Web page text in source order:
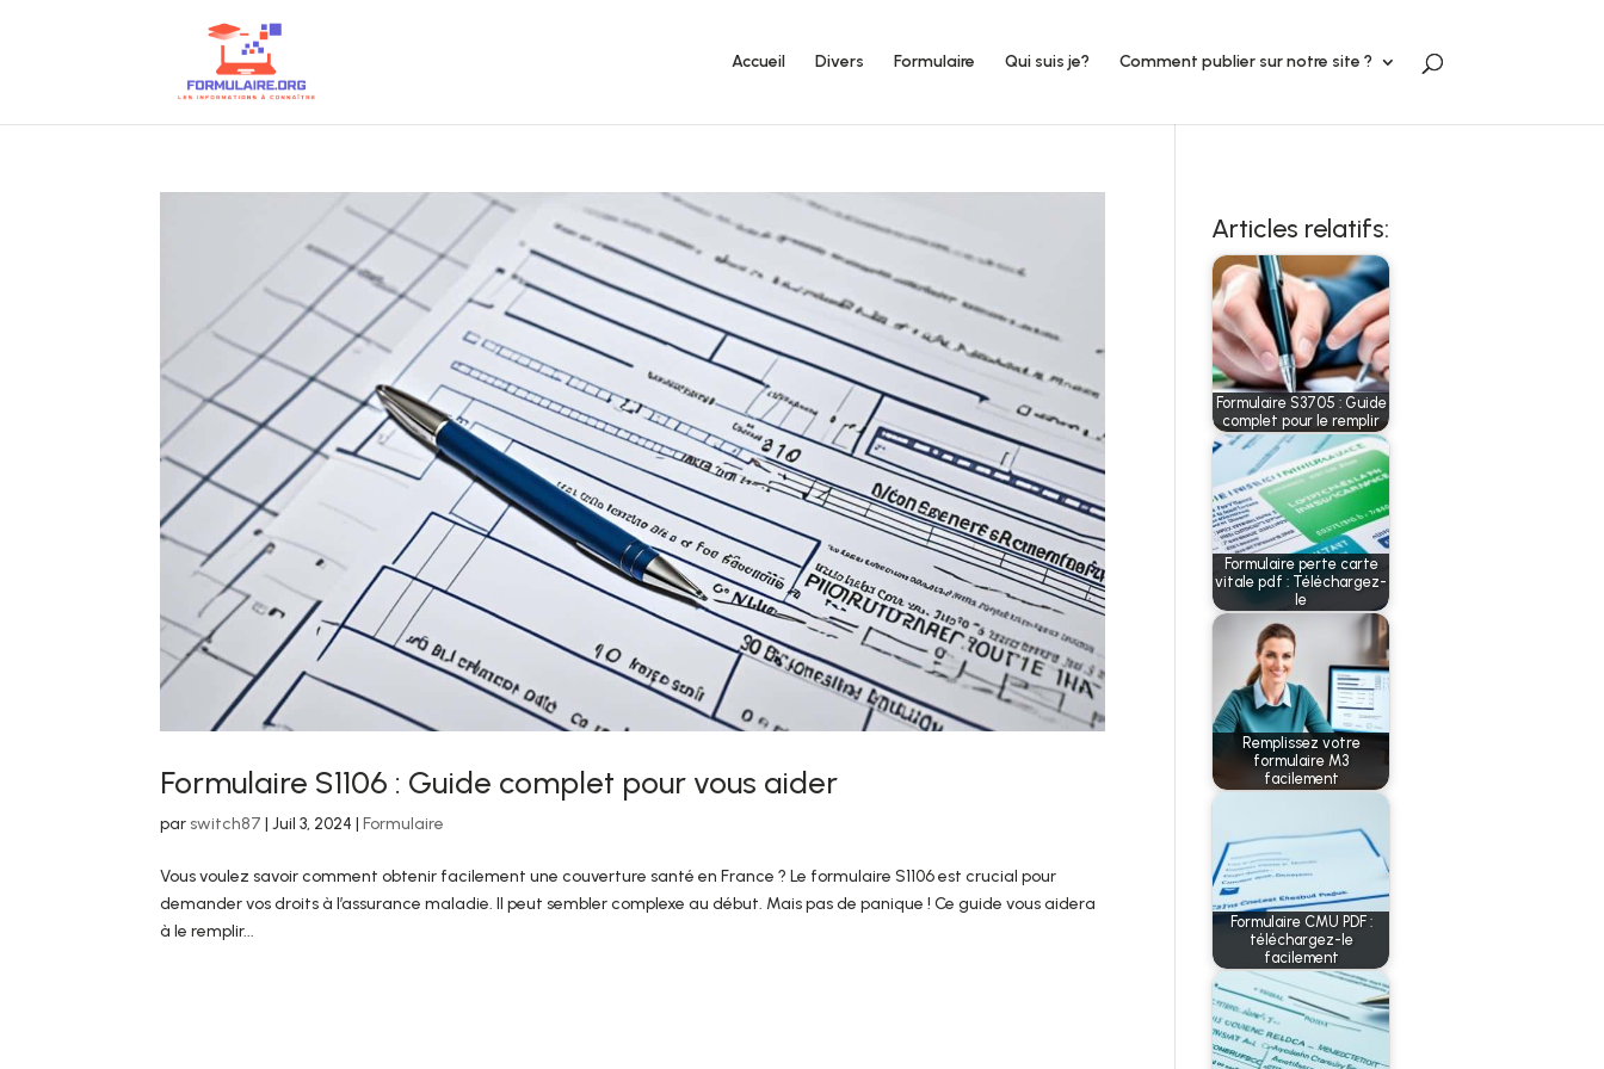
Accueil Divers Formulaire Qui suis je? Comment publier sur notre site ?
Formulaire S1106 : Guide complet pour vous aider
par switch87 |Juil 3, 2024 |Formulaire
Vous voulez savoir comment obtenir facilement une couverture santé en France ? Le formulaire S1106 est crucial pour
demander vos droits à l’assurance maladie. Il peut sembler complexe au début. Mais pas de panique ! Ce guide vous aidera
à le remplir...
Articles relatifs:
Formulaire S3705 : Guide
complet pour le remplir
Formulaire perte carte
vitale pdf : Téléchargez-
le
Remplissez votre
formulaire M3
facilement
Formulaire CMU PDF :
téléchargez-le
facilement